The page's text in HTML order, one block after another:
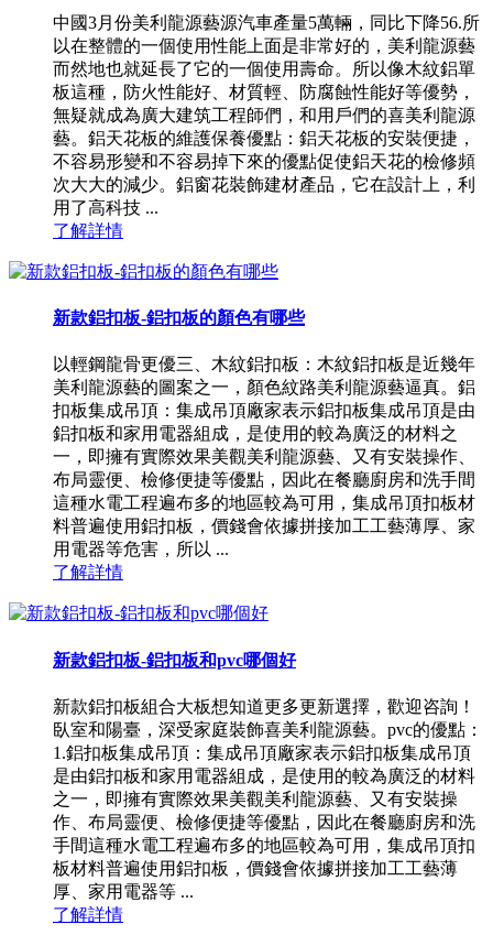
中國3月份美利龍源藝源汽車產量5萬輛，同比下降56.所
以在整體的一個使用性能上面是非常好的，美利龍源藝
而然地也就延長了它的一個使用壽命。所以像木紋鋁單
板這種，防火性能好、材質輕、防腐蝕性能好等優勢，
無疑就成為廣大建筑工程師們，和用戶們的喜美利龍源
藝。鋁天花板的維護保養優點：鋁天花板的安裝便捷，
不容易形變和不容易掉下來的優點促使鋁天花的檢修頻
次大大的減少。鋁窗花裝飾建材產品，它在設計上，利
用了高科技 ...
了解詳情
新款鋁扣板-鋁扣板的顏色有哪些
以輕鋼龍骨更優三、木紋鋁扣板：木紋鋁扣板是近幾年
美利龍源藝的圖案之一，顏色紋路美利龍源藝逼真。鋁
扣板集成吊頂：集成吊頂廠家表示鋁扣板集成吊頂是由
鋁扣板和家用電器組成，是使用的較為廣泛的材料之
一，即擁有實際效果美觀美利龍源藝、又有安裝操作、
布局靈便、檢修便捷等優點，因此在餐廳廚房和洗手間
這種水電工程遍布多的地區較為可用，集成吊頂扣板材
料普遍使用鋁扣板，價錢會依據拼接加工工藝薄厚、家
用電器等危害，所以 ...
了解詳情
新款鋁扣板-鋁扣板和pvc哪個好
新款鋁扣板組合大板想知道更多更新選擇，歡迎咨詢！
臥室和陽臺，深受家庭裝飾喜美利龍源藝。pvc的優點：
1.鋁扣板集成吊頂：集成吊頂廠家表示鋁扣板集成吊頂
是由鋁扣板和家用電器組成，是使用的較為廣泛的材料
之一，即擁有實際效果美觀美利龍源藝、又有安裝操
作、布局靈便、檢修便捷等優點，因此在餐廳廚房和洗
手間這種水電工程遍布多的地區較為可用，集成吊頂扣
板材料普遍使用鋁扣板，價錢會依據拼接加工工藝薄
厚、家用電器等 ...
了解詳情